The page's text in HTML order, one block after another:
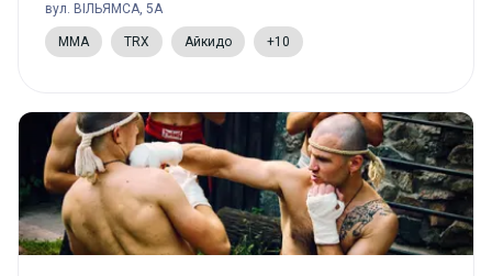
вул. ВІЛЬЯМСА, 5А
MMA TRX Айкидо +10